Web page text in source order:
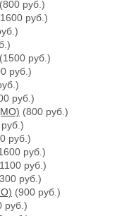
(800 руб.)
руб.)
(1500 руб.)
руб.)
руб.)
(800 руб.)
руб.)
руб.)
руб.)
руб.)
(900 руб.)
руб.)